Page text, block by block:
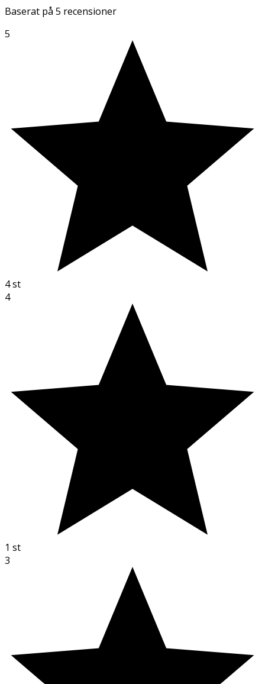
Baserat på 5 recensioner
5
4st
4
1 st
3